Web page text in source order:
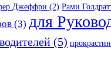
Джеффри (2) Рами
(3) для
(5)